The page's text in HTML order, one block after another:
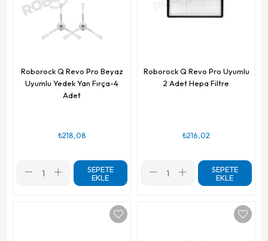
Roborock Q Revo Pro Beyaz
Uyumlu Yedek Yan Fırça-4
Adet
₺218,08
SEPETE
EKLE
Roborock Q Revo Pro Uyumlu
2 Adet Hepa Filtre
₺216,02
SEPETE
EKLE